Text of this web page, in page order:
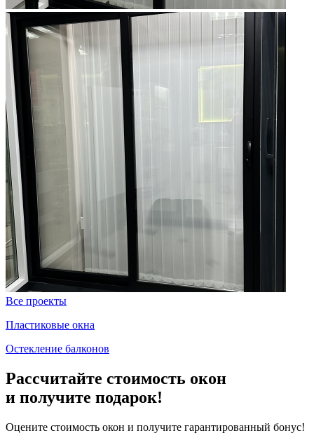
Все проекты
Пластиковые окна
Остекление балконов
Рассчитайте стоимость окон
и получите подарок!
Оцените стоимость окон и получите гарантированный бонус!